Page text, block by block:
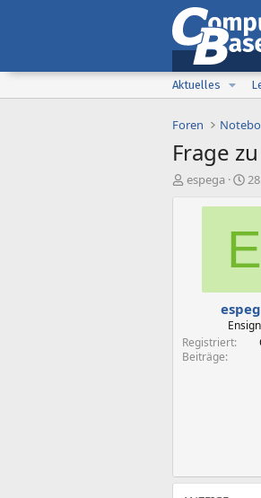
Aktuelles
Foren
Frage
E
espega
E
s
e
l
t
a
m
E
Ensign
Registriert
Beiträge